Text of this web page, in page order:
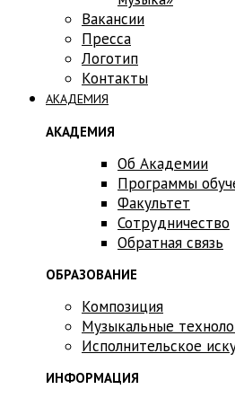
Вакансии
Пресса
Логотип
Контакты
АКАДЕМИЯ
АКАДЕМИЯ
Об Академии
Программы
Факультет
Сотрудничество
Обратная связь
ОБРАЗОВАНИЕ
Композиция
Музыкальные
Исполнительское
ИНФОРМАЦИЯ